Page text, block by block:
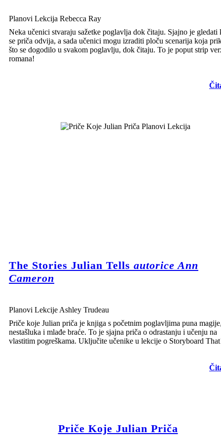
Planovi Lekcija Rebecca Ray
Neka učenici stvaraju sažetke poglavlja dok čitaju. Sjajno je gledati
se priča odvija, a sada učenici mogu izraditi ploču scenarija koja
što se dogodilo u svakom poglavlju, dok čitaju. To je poput strip
romana!
The Stories Julian Tells autorice Ann
Cameron
Planovi Lekcije Ashley Trudeau
Priče koje Julian priča je knjiga s početnim poglavljima puna
nestašluka i mlađe braće. To je sjajna priča o odrastanju i učenju na
vlastitim pogreškama. Uključite učenike u lekcije o Storyboard
Priče Koje Julian Priča